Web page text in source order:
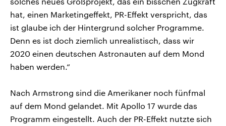
hat, einen Marketingeffekt, PR-Effekt verspricht, das
ist glaube ich der Hintergrund solcher Programme.
Denn es ist doch ziemlich unrealistisch, dass wir
2020 einen deutschen Astronauten auf dem Mond
haben werden.“
Nach Armstrong sind die Amerikaner noch fünfmal
auf dem Mond gelandet. Mit Apollo 17 wurde das
Programm eingestellt. Auch der PR-Effekt nutzte sich